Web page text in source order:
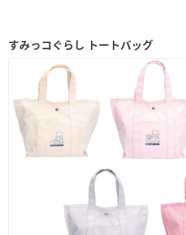
すみっコぐらし トートバッグ